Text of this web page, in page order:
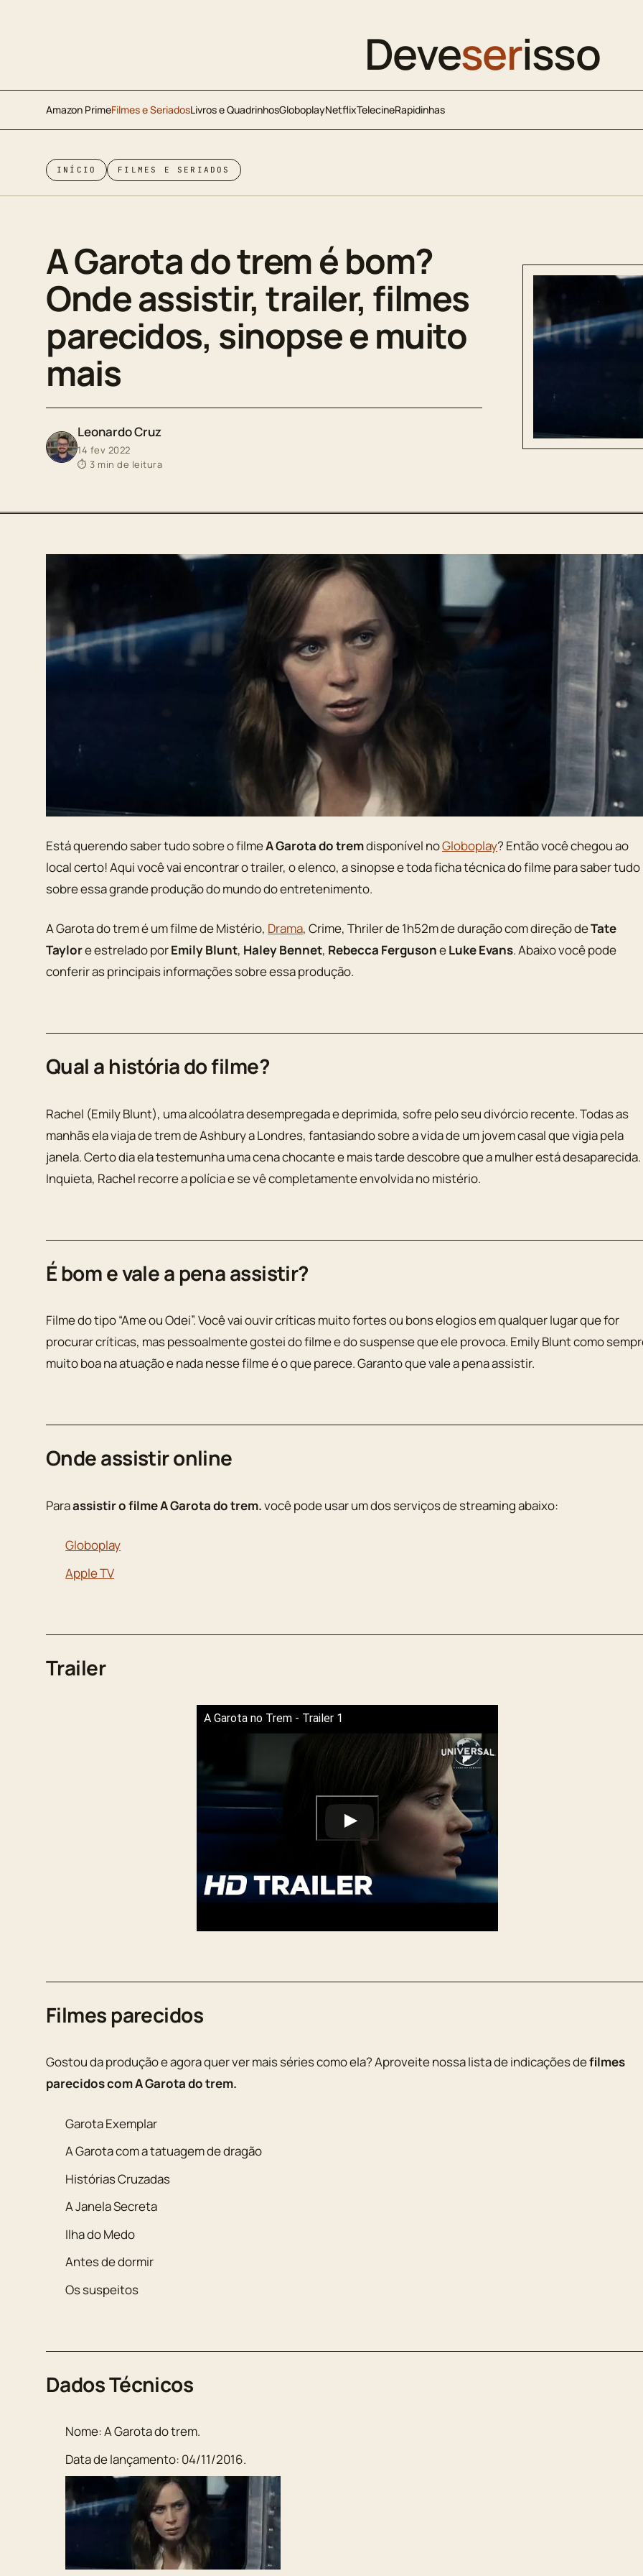
Deveserisso
Amazon PrimeFilmes e SeriadosLivros e QuadrinhosGloboplayNetflixTelecineRapidinhas
INÍCIO FILMES E SERIADOS
A Garota do trem é bom?
Onde assistir, trailer, filmes
parecidos, sinopse e muito
mais
Leonardo Cruz
14 fev 2022
⏱ 3 min de leitura
Está querendo saber tudo sobre o filmeA Garota do tremdisponível noGloboplay? Então você chegou ao
local certo! Aqui você vai encontrar o trailer, o elenco, a sinopse e toda ficha técnica do filme para saber tudo
sobre essa grande produção do mundo do entretenimento.
A Garota do trem é um filme de Mistério, Drama, Crime, Thriler de 1h52m de duração com direção deTate
Taylore estrelado porEmily Blunt, Haley Bennet, Rebecca FergusoneLuke Evans. Abaixo você pode
conferir as principais informações sobre essa produção.
Qual a história do filme?
Rachel (Emily Blunt), uma alcoólatra desempregada e deprimida, sofre pelo seu divórcio recente. Todas as
manhãs ela viaja de trem de Ashbury a Londres, fantasiando sobre a vida de um jovem casal que vigia pela
janela. Certo dia ela testemunha uma cena chocante e mais tarde descobre que a mulher está desaparecida.
Inquieta, Rachel recorre a polícia e se vê completamente envolvida no mistério.
É bom e vale a pena assistir?
Filme do tipo “Ame ou Odei”. Você vai ouvir críticas muito fortes ou bons elogios em qualquer lugar que for
procurar críticas, mas pessoalmente gostei do filme e do suspense que ele provoca. Emily Blunt como
muito boa na atuação e nada nesse filme é o que parece. Garanto que vale a pena assistir.
Onde assistir online
Paraassistir o filme A Garota do trem.você pode usar um dos serviços de streaming abaixo:
Globoplay
Apple TV
Trailer
A Garota no Trem - Trailer 1
Filmes parecidos
Gostou da produção e agora quer ver mais séries como ela? Aproveite nossa lista de indicações defilmes
parecidos com A Garota do trem.
Garota Exemplar
A Garota com a tatuagem de dragão
Histórias Cruzadas
A Janela Secreta
Ilha do Medo
Antes de dormir
Os suspeitos
Dados Técnicos
Nome: A Garota do trem.
Data de lançamento: 04/11/2016.